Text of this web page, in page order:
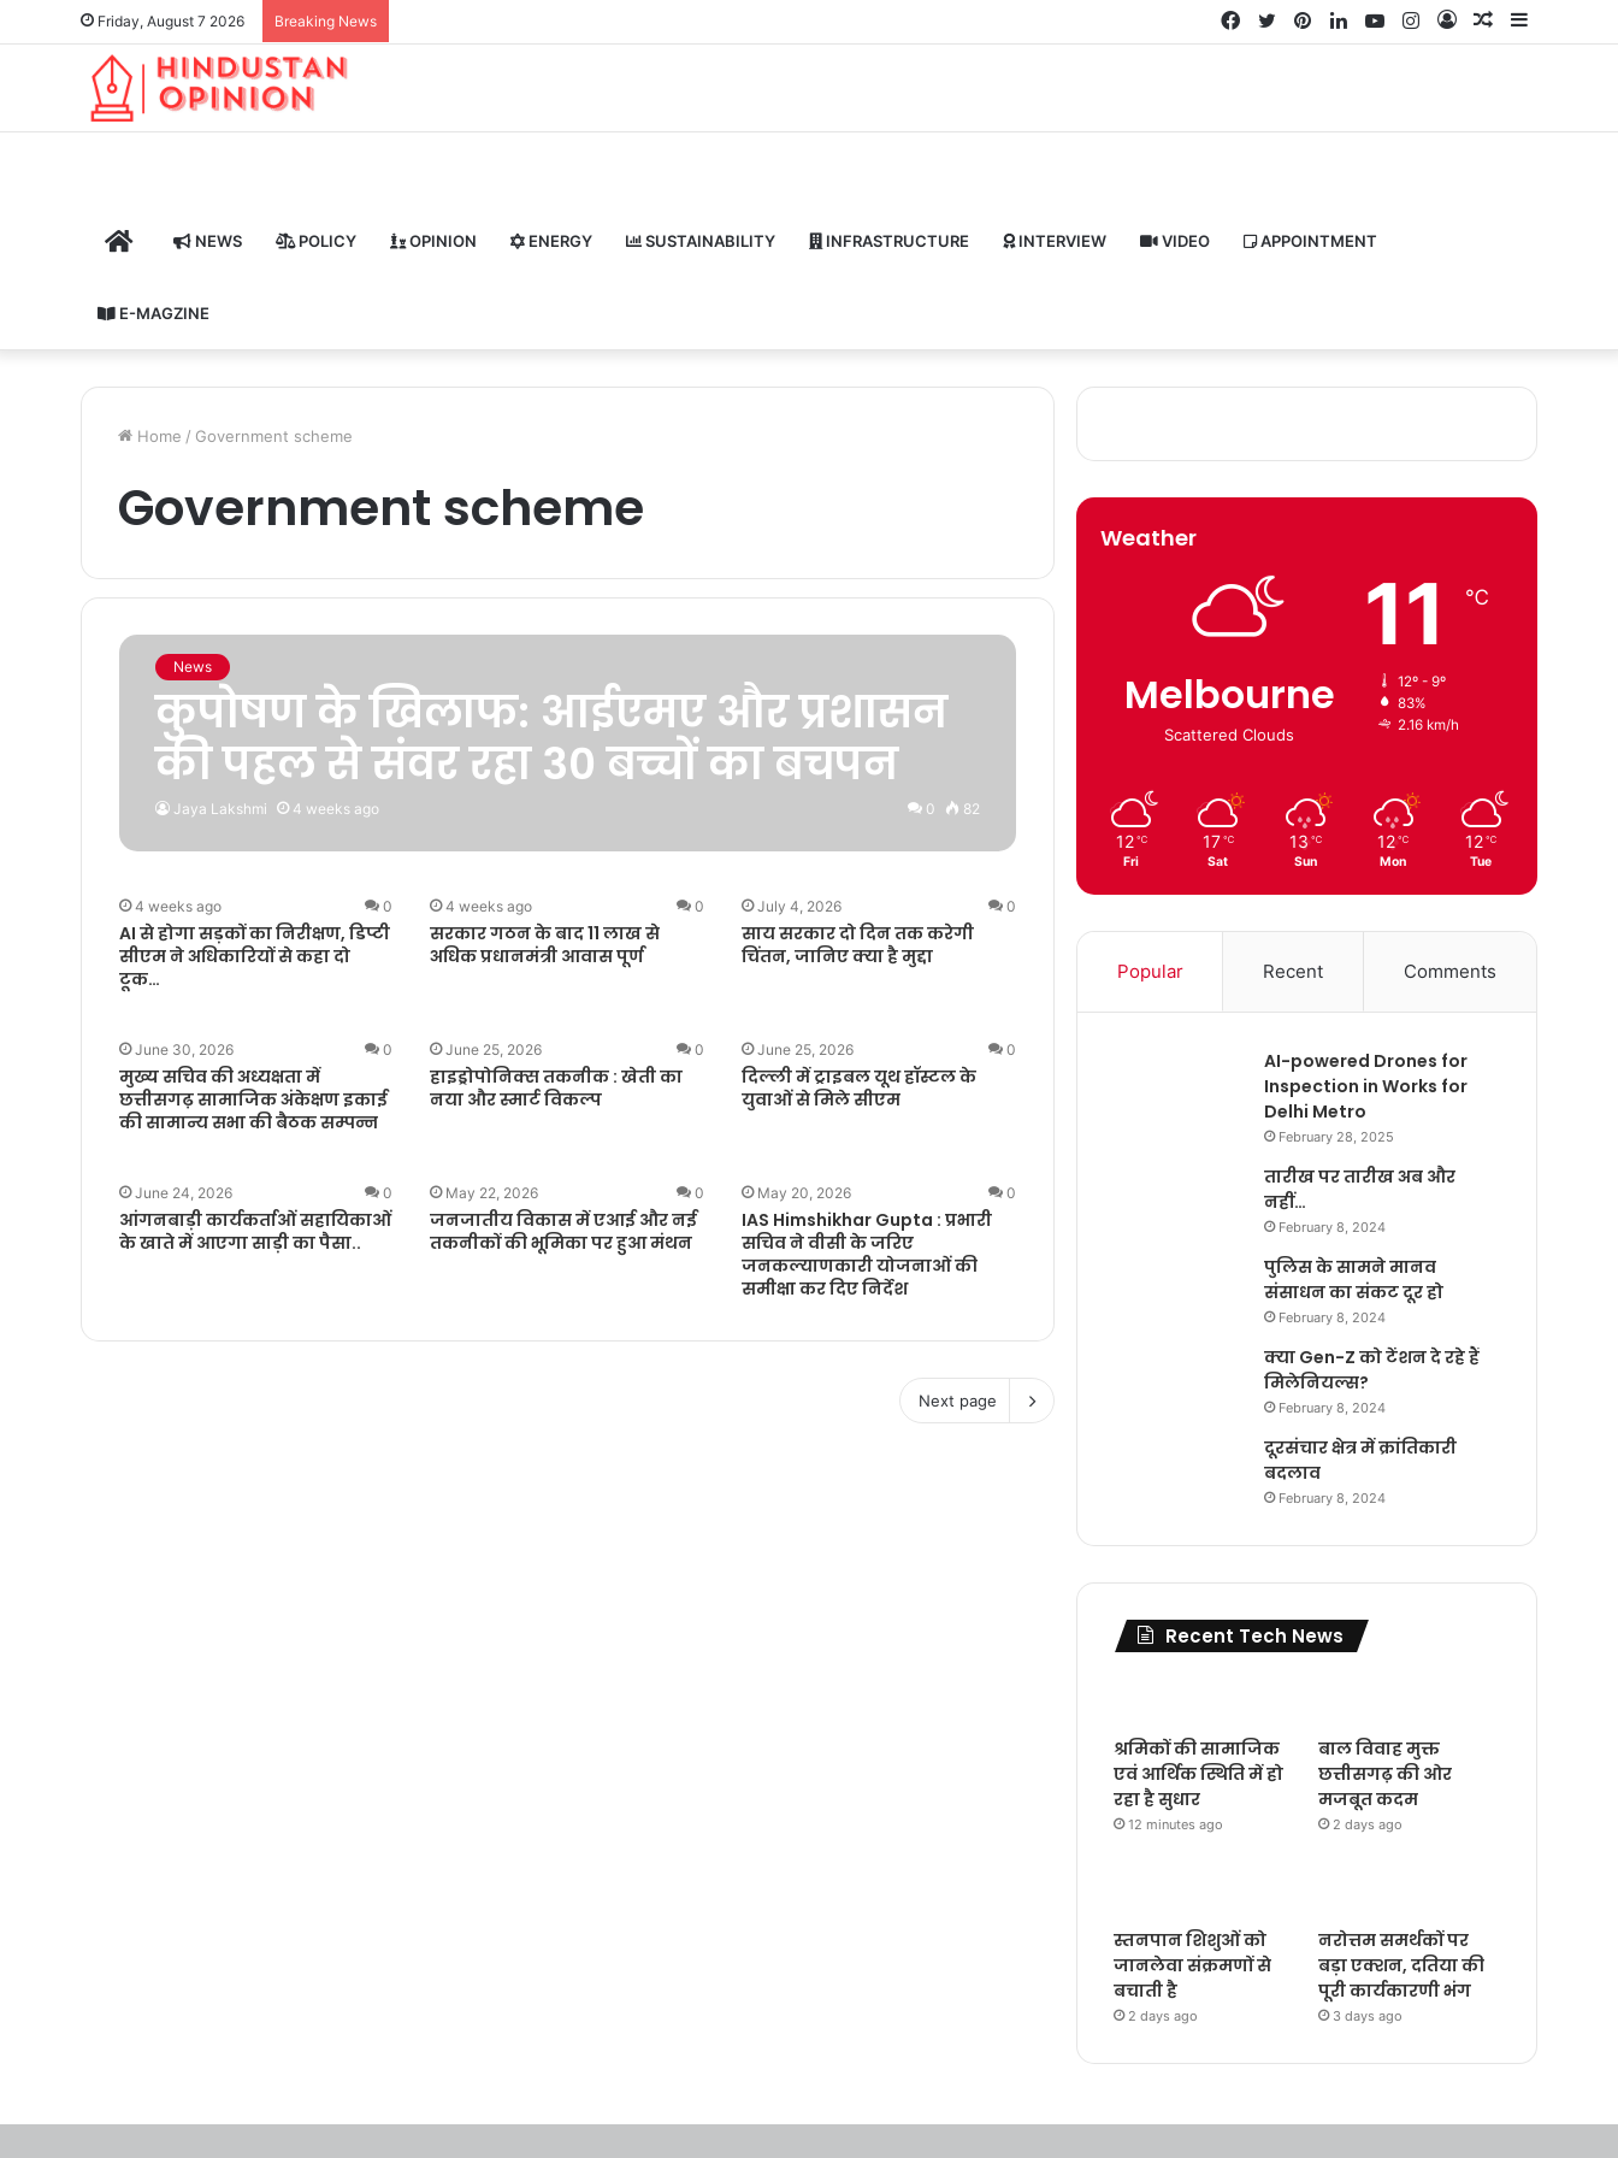
Friday, August 7 2026 Breaking News
Random
Log
Instagram
YouTube
LinkedIn
Pinterest
Twitter
Facebook
HOME NEWS POLICY OPINION ENERGY SUSTAINABILITY INFRASTRUCTURE INTERVIEW VIDEO APPOINTMENT
E-MAGZINE
Home / Government scheme
Government scheme
News
​कुपोषण के खिलाफ: आईएमए और प्रशासन
की पहल से संवर रहा 30 बच्चों का बचपन
Jaya Lakshmi 4 weeks ago 0 82
4 weeks ago 0
AI से होगा सड़कों का निरीक्षण, डिप्टी
सीएम ने अधिकारियों से कहा दो
टूक…
4 weeks ago 0
सरकार गठन के बाद 11 लाख से
अधिक प्रधानमंत्री आवास पूर्ण
July 4, 2026 0
साय सरकार दो दिन तक करेगी
चिंतन, जानिए क्या है मुद्दा
June 30, 2026 0
मुख्य सचिव की अध्यक्षता में
छत्तीसगढ़ सामाजिक अंकेक्षण इकाई
की सामान्य सभा की बैठक सम्पन्न
June 25, 2026 0
हाइड्रोपोनिक्स तकनीक : खेती का
नया और स्मार्ट विकल्प
June 25, 2026 0
दिल्ली में ट्राइबल यूथ हॉस्टल के
युवाओं से मिले सीएम
June 24, 2026 0
आंगनबाड़ी कार्यकर्ताओं सहायिकाओं
के खाते में आएगा साड़ी का पैसा..
May 22, 2026 0
जनजातीय विकास में एआई और नई
तकनीकों की भूमिका पर हुआ मंथन
May 20, 2026 0
IAS Himshikhar Gupta : प्रभारी
सचिव ने वीसी के जरिए
जनकल्याणकारी योजनाओं की
समीक्षा कर दिए निर्देश
Next page
Weather
Melbourne
Scattered Clouds
11 ℃
12º - 9º
83%
2.16 km/h
12 ℃
Fri
17 ℃
Sat
13 ℃
Sun
12 ℃
Mon
12 ℃
Tue
Popular Recent Comments
AI-powered Drones for
Inspection in Works for
Delhi Metro
February 28, 2025
तारीख पर तारीख अब और
नहीं…
February 8, 2024
पुलिस के सामने मानव
संसाधन का संकट दूर हो
February 8, 2024
क्या Gen-Z को टेंशन दे रहे हैं
मिलेनियल्स?
February 8, 2024
दूरसंचार क्षेत्र में क्रांतिकारी
बदलाव
February 8, 2024
Recent Tech News
श्रमिकों की सामाजिक
एवं आर्थिक स्थिति में हो
रहा है सुधार
12 minutes ago
बाल विवाह मुक्त
छत्तीसगढ़ की ओर
मजबूत कदम
2 days ago
स्तनपान शिशुओं को
जानलेवा संक्रमणों से
बचाती है
2 days ago
नरोत्तम समर्थकों पर
बड़ा एक्शन, दतिया की
पूरी कार्यकारणी भंग
3 days ago